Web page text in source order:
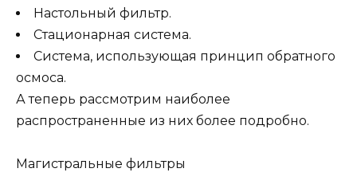
Настольный фильтр.
Стационарная система.
Система, использующая принцип обратного
осмоса.
А теперь рассмотрим наиболее
распространенные из них более подробно.
Магистральные фильтры